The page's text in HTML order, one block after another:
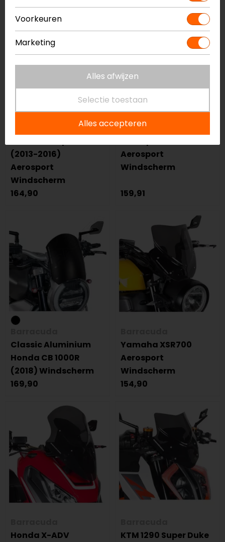
(2013-2016)
Aerosport
Windscherm
164,90
Barracuda
Aerosport
Windscherm
159,91
Classic Aluminium
Honda CB 1000R
(2018) Windscherm
169,90
Yamaha XSR700
Aerosport
Windscherm
154,90
Honda X-ADV
KTM 1290 Super Duke
Voorkeuren
Marketing
Alles afwijzen
Selectie toestaan
Alles accepteren